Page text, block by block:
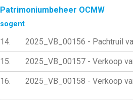
Patrimoniumbeheer OCMW
sogent
14 2025_VB_00156 - Pachtruil
15 2025_VB_00157 - Verkoop
16 2025_VB_00158 - Verkoop